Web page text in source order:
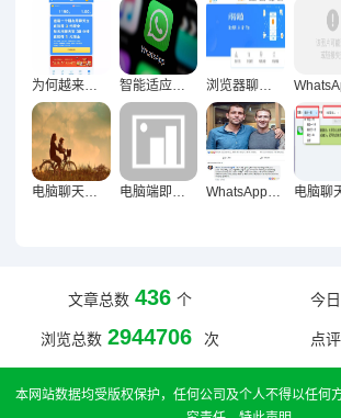
为何越来越多人从手机转向电脑端完成聊天？ 智能适应多维度节奏，WhatsApp网页版效率革新实践 浏览器聊天工具重构办公生态驱动工作质量跃升
文章总数 436 个 今
浏览总数 2944706 次 点
本网站数据均受版权保护，任何公司及个人不得以任何